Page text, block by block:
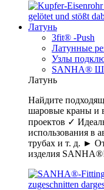
Латунь
3fit® -Push
Латунные
Узлы
SANHA®
Латунь
Найдите
шаровые краны и
проектов ✓
использования в
трубах и т. д. ►
изделия